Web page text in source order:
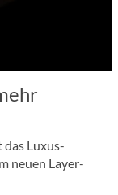
das Luxus-
neuen Layer-